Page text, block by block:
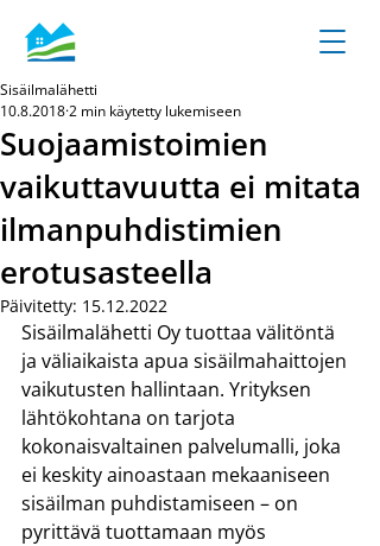
Suojaamistoimien
vaikuttavuutta ei mitata
ilmanpuhdistimien
erotusasteella
Sisäilmalähetti
10.8.20182 min käytetty lukemiseen
Päivitetty: 15.12.2022
Sisäilmalähetti Oy tuottaa välitöntä
ja väliaikaista apua sisäilmahaittojen
vaikutusten hallintaan. Yrityksen
lähtökohtana on tarjota
kokonaisvaltainen palvelumalli, joka
ei keskity ainoastaan mekaaniseen
sisäilman puhdistamiseen – on
pyrittävä tuottamaan myös